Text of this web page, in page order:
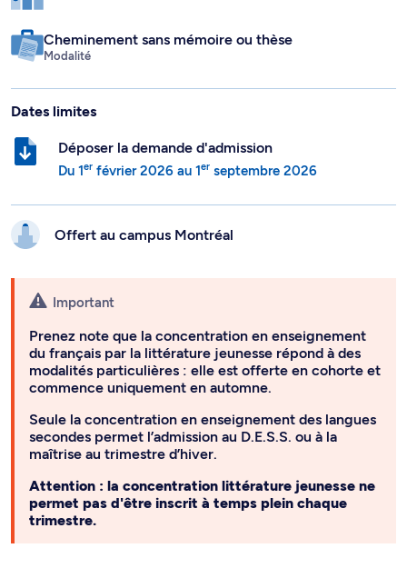
Cheminement sans mémoire ou thèse
Modalité
Dates limites
Déposer la demande d'admission
Du 1er février 2026 au 1er septembre 2026
Offert au campus Montréal
Important
Prenez note que la concentration en enseignement
du français par la littérature jeunesse répond à des
modalités particulières : elle est offerte en cohorte et
commence uniquement en automne.
Seule la concentration en enseignement des langues
secondes permet l’admission au D.E.S.S. ou à la
maîtrise au trimestre d’hiver.
Attention : la concentration littérature jeunesse ne
permet pas d'être inscrit à temps plein chaque
trimestre.